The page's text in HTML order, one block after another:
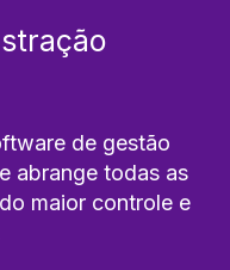
de gestão
abrange todas as
maior controle e